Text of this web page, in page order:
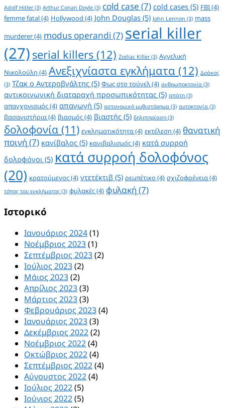
Adolf Hitler(3) Arthur Conan Doyle (3) cold case (7) cold cases (5) FBI(4)
femme fatal(4) Hollywood (4) John Douglas (5) John Lennon (3) mass
murderer(4) modus operandi (7) serial killer
(27) serial killers (12) Zodiac Killer(3) Αγγελική
Νικολούλη (4) Ανεξιχνίαστα εγκλήματα (12) Δράκος
(3) Τζακ ο Αντεροβγάλτης (5) Φως στο τούνελ(4) ανθρωποκτονία (3)
αντικοινωνική διαταραχή προσωπικότητας (5) απάτη (3)
απαγχονισμός(4) απαγωγή (5) αστυνομικό μυθιστόρημα (3) αυτοκτονία (3)
βασανιστήρια(4) βιασμός(4) βιαστής (5) δηλητηρίαση (3)
δολοφονία (11) εγκληματικότητα(4) εκτέλεση (4) θανατική
ποινή (7) κανίβαλος (5) κανιβαλισμός(4) κατά συρροή
δολοφόνοι (5) κατά συρροή δολοφόνος
(20) κρατούμενος(4) ντετέκτιβ (5) ρεμπέτικο (4) σχιζοφρένεια(4)
τόπος του εγκλήματος (3) φυλακές(4) φυλακή (7)
Ιστορικό
Ιανουάριος 2024(1)
Νοέμβριος 2023(1)
Σεπτέμβριος 2023(2)
Ιούλιος 2023(2)
Μάιος 2023(2)
Απρίλιος 2023(3)
Μάρτιος 2023(3)
Φεβρουάριος 2023(4)
Ιανουάριος 2023(3)
Δεκέμβριος 2022(2)
Νοέμβριος 2022(4)
Οκτώβριος 2022(4)
Σεπτέμβριος 2022(4)
Αύγουστος 2022(4)
Ιούλιος 2022(5)
Ιούνιος 2022(5)